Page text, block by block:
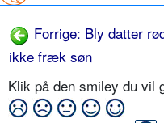
Forrige: Bly datter
ikke fræk søn
Klik på den smiley du vil